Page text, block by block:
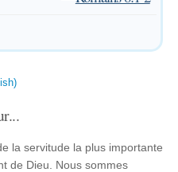
la servitude la plus importante
de Dieu. Nous sommes